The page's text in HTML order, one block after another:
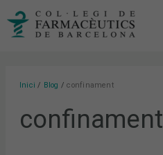
Inici Blog confinament
confinament